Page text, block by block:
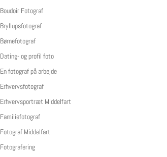
Boudoir Fotograf
Bryllupsfotograf
Børnefotograf
Dating- og profil foto
En fotograf på arbejde
Erhvervsfotograf
Erhvervsportræt Middelfart
Familiefotograf
Fotograf Middelfart
Fotografering